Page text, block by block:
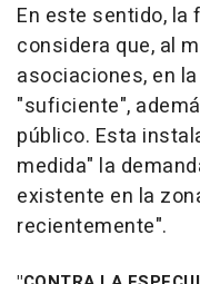
En este sentido,
considera que, al
asociaciones, en
"suficiente",
público. Esta
medida" la
existente en la
recientemente".